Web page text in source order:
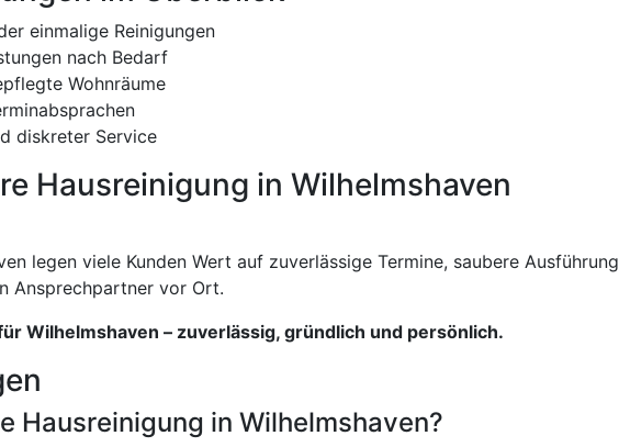
einmalige Reinigungen
nach Bedarf
Wohnräume
diskreter Service
Hausreinigung in Wilhelmshaven
legen viele Kunden Wert auf zuverlässige Termine, saubere Ausführung
Ansprechpartner vor Ort.
Wilhelmshaven – zuverlässig, gründlich und persönlich.
Hausreinigung in Wilhelmshaven?